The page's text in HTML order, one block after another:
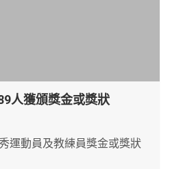
人獲頒獎金或獎狀
運動員及教練員獎金或獎狀